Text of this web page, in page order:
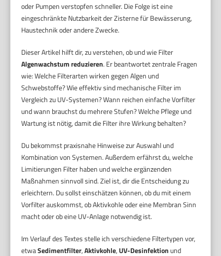
oder Pumpen verstopfen schneller. Die Folge ist eine
eingeschränkte Nutzbarkeit der Zisterne für Bewässerung,
Haustechnik oder andere Zwecke.
Dieser Artikel hilft dir, zu verstehen, ob und wie Filter
Algenwachstum reduzieren. Er beantwortet zentrale Fragen
wie: Welche Filterarten wirken gegen Algen und
Schwebstoffe? Wie effektiv sind mechanische Filter im
Vergleich zu UV-Systemen? Wann reichen einfache Vorfilter
und wann brauchst du mehrere Stufen? Welche Pflege und
Wartung ist nötig, damit die Filter ihre Wirkung behalten?
Du bekommst praxisnahe Hinweise zur Auswahl und
Kombination von Systemen. Außerdem erfährst du, welche
Limitierungen Filter haben und welche ergänzenden
Maßnahmen sinnvoll sind. Ziel ist, dir die Entscheidung zu
erleichtern. Du sollst einschätzen können, ob du mit einem
Vorfilter auskommst, ob Aktivkohle oder eine Membran Sinn
macht oder ob eine UV-Anlage notwendig ist.
Im Verlauf des Textes stelle ich verschiedene Filtertypen vor,
etwaSedimentfilter,Aktivkohle, UV-Desinfektion und